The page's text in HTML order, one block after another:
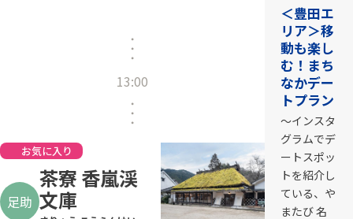
13:00
お気に入り
足助
茶寮 香嵐渓
文庫
＜豊田エ
リア＞移
動も楽し
む！まち
なかデー
トプラン
～インスタ
グラムでデ
ートスポッ
トを紹介し
ている、や
またび 名